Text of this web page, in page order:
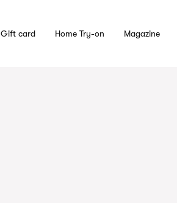
Gift card Home Try-on Magazine